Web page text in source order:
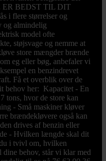
ER BEDST TIL DIT
i flere størrelser og
og almindelig
model ofte
støjsvage og nemme at
store mængder brænde
eg eller bøg, anbefaler vi
en benzindrevet
Få et overblik over de
behov her: Kapacitet - En
tons, hvor de store kan
- Små maskiner kløver
brændekløvere også kan
drives af benzin eller
- Hvilken længde skal dit
i tvivl om, hvilken
behov, står vi klar med